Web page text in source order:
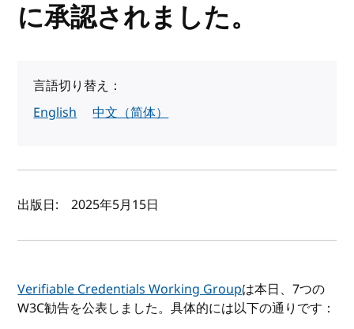
に承認されました。
言語切り替え：
English
中文（简体）
著者と公開日
出版日: 2025年5月15日
Verifiable Credentials Working Groupは本日、7つの
W3C勧告を公表しました。具体的には以下の通りです：